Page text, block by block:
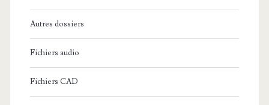
Autres dossiers
Fichiers audio
Fichiers CAD